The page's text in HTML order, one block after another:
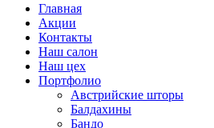
Главная
Акции
Контакты
Наш салон
Наш цех
Портфолио
Австрийские шторы
Балдахины
Бандо